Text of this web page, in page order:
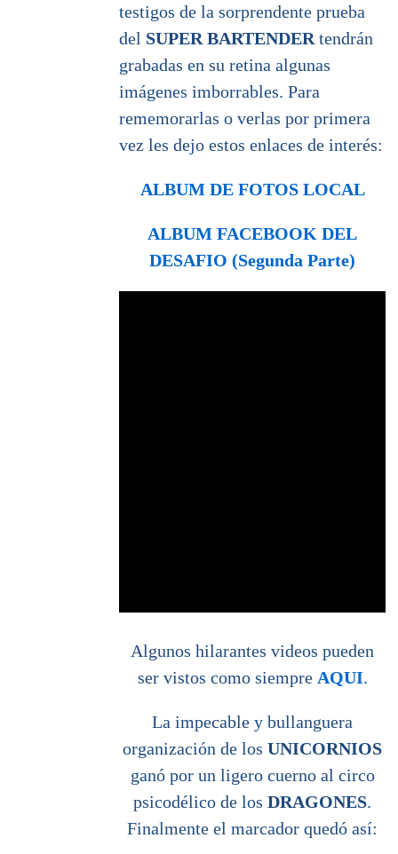
testigos de la sorprendente prueba
del SUPER BARTENDER tendrán
grabadas en su retina algunas
imágenes imborrables. Para
rememorarlas o verlas por primera
vez les dejo estos enlaces de interés:
ALBUM DE FOTOS LOCAL
ALBUM FACEBOOK DEL
DESAFIO (Segunda Parte)
Algunos hilarantes videos pueden
ser vistos como siempre AQUI.
La impecable y bullanguera
organización de los UNICORNIOS
ganó por un ligero cuerno al circo
psicodélico de los DRAGONES.
Finalmente el marcador quedó así: